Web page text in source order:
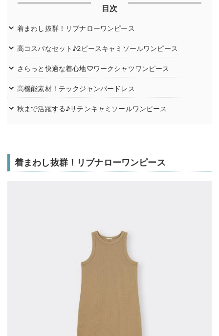
目次
着まわし抜群！リブナローワンピース
高コスパなセット♪2ピースキャミソールワンピース
さらっと快適な着心地♡ワークシャツワンピース
高機能素材！テックジャンパードレス
秋まで活躍する♪サテンキャミソールワンピース
着まわし抜群！リブナローワンピース